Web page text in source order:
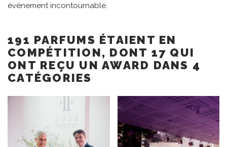
événement incontournable.
191 PARFUMS ÉTAIENT EN
COMPÉTITION, DONT 17 QUI
ONT REÇU UN AWARD DANS 4
CATÉGORIES